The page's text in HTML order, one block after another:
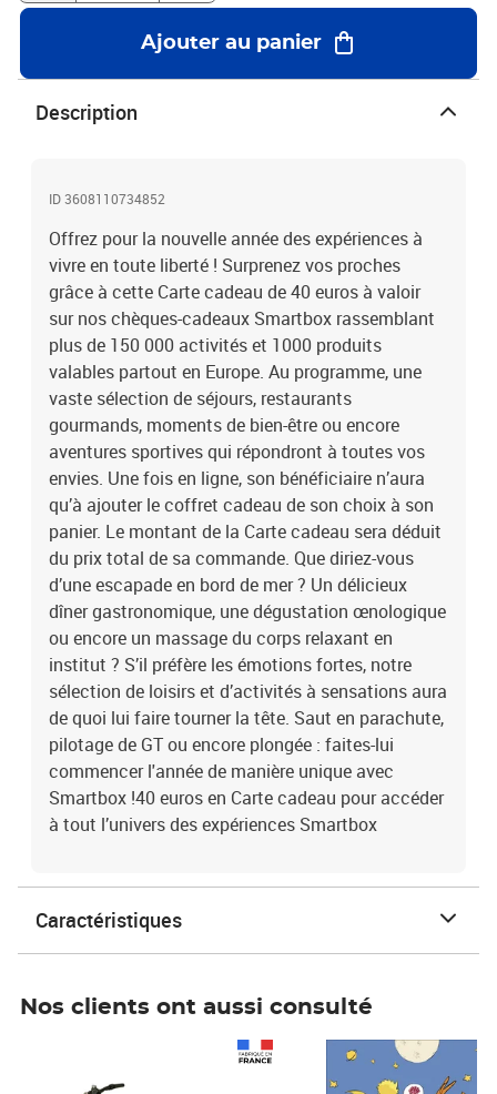
parachute, pilotage de GT ou encore plongée : faites-lui
commencer l'année de manière unique avec Smartbox !40 euros en
Carte cadeau pour accéder à tout l’univers des expériences
Smartbox
Ajouter au panier
Description
ID 3608110734852
Offrez pour la nouvelle année des expériences à
vivre en toute liberté ! Surprenez vos proches
grâce à cette Carte cadeau de 40 euros à valoir
sur nos chèques-cadeaux Smartbox rassemblant
plus de 150 000 activités et 1000 produits
valables partout en Europe. Au programme, une
vaste sélection de séjours, restaurants
gourmands, moments de bien-être ou encore
aventures sportives qui répondront à toutes vos
envies. Une fois en ligne, son bénéficiaire n’aura
qu’à ajouter le coffret cadeau de son choix à son
panier. Le montant de la Carte cadeau sera déduit
du prix total de sa commande. Que diriez-vous
d’une escapade en bord de mer ? Un délicieux
dîner gastronomique, une dégustation œnologique
ou encore un massage du corps relaxant en
institut ? S’il préfère les émotions fortes, notre
sélection de loisirs et d’activités à sensations aura
de quoi lui faire tourner la tête. Saut en parachute,
pilotage de GT ou encore plongée : faites-lui
commencer l'année de manière unique avec
Smartbox !40 euros en Carte cadeau pour accéder
à tout l’univers des expériences Smartbox
Caractéristiques
Nos clients ont aussi consulté
Prix 7,50€